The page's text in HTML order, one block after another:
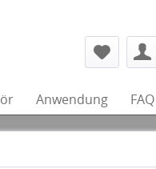
Anwendung FAQ